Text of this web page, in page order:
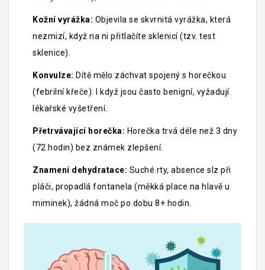
Kožní vyrážka: Objevila se skvrnitá vyrážka, která
nezmizí, když na ni přitlačíte sklenicí (tzv. test
sklenice).
Konvulze: Dítě mělo záchvat spojený s horečkou
(febrilní křeče). I když jsou často benigní, vyžadují
lékařské vyšetření.
Přetrvávající horečka: Horečka trvá déle než 3 dny
(72 hodin) bez známek zlepšení.
Znamení dehydratace: Suché rty, absence slz při
pláči, propadlá fontanela (měkká place na hlavě u
miminek), žádná moč po dobu 8+ hodin.